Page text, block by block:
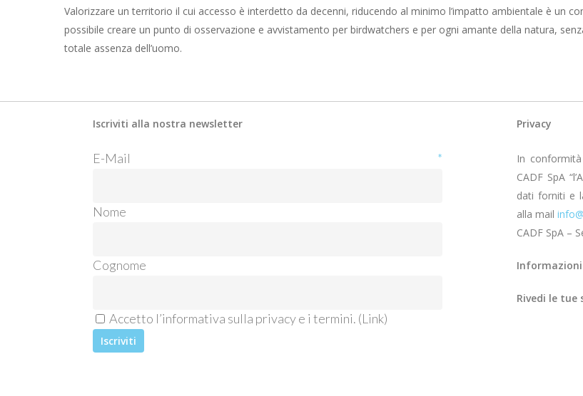
Valorizzare un territorio il cui accesso è interdetto da decenni, riducendo al minimo l’impatto ambientale è un
possibile creare un punto di osservazione e avvistamento per birdwatchers e per ogni amante della natura,
totale assenza dell’uomo.
Iscriviti alla nostra newsletter
E-Mail *
Nome
Cognome
Accetto l’informativa sulla privacy e i termini. (Link)
Privacy
In
CADF SpA
dati forniti e
alla mail
CADF SpA –
Informazioni
Rivedi le tue